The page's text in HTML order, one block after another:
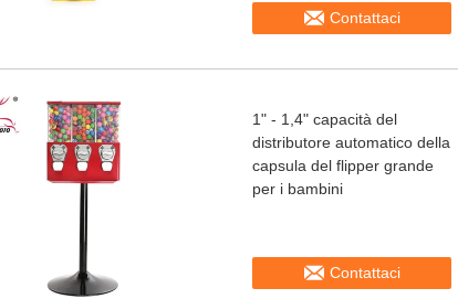
Contattaci
1" - 1,4" capacità del
distributore automatico della
capsula del flipper grande
per i bambini
Contattaci